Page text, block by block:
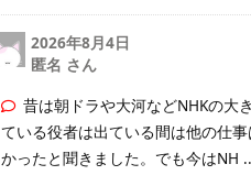
2026年8月4日
匿名 さん
昔は朝ドラや大河などNHKの大
ている役者は出ている間は他の仕
かったと聞きました。でも今はNH